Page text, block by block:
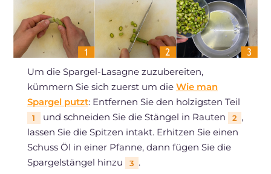
Um die Spargel-Lasagne zuzubereiten,
kümmern Sie sich zuerst um die Wie man
Spargel putzt: Entfernen Sie den holzigsten Teil
1 und schneiden Sie die Stängel in Rauten 2 ,
lassen Sie die Spitzen intakt. Erhitzen Sie einen
Schuss Öl in einer Pfanne, dann fügen Sie die
Spargelstängel hinzu
3 .